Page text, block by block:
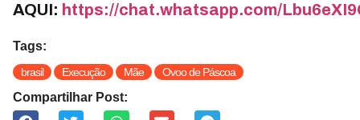
AQUI: https://chat.whatsapp.com/
Tags:
brasil Execução Mãe Ovoo de Páscoa
Compartilhar Post: